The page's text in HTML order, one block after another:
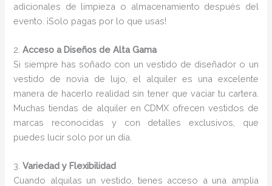
adicionales de limpieza o almacenamiento después del
evento. ¡Solo pagas por lo que usas!
2.Acceso a Diseños de Alta Gama
Si siempre has soñado con un vestido de diseñador o un
vestido de novia de lujo, el alquiler es una excelente
manera de hacerlo realidad sin tener que vaciar tu cartera.
Muchas tiendas de alquiler en CDMX ofrecen vestidos de
marcas reconocidas y con detalles exclusivos, que
puedes lucir solo por un día.
3.Variedad y Flexibilidad
Cuando alquilas un vestido, tienes acceso a una amplia